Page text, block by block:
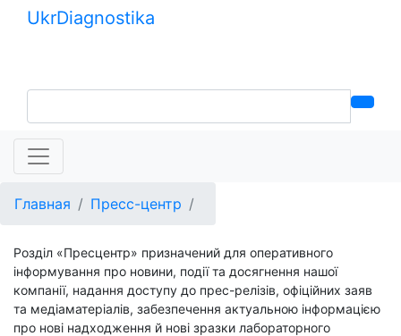
UkrDiagnostika
Главная Пресс-центр
Розділ «Пресцентр» призначений для оперативного
інформування про новини, події та досягнення нашої
компанії, надання доступу до прес-релізів, офіційних заяв
та медіаматеріалів, забезпечення актуальною інформацією
про нові надходження й нові зразки лабораторного